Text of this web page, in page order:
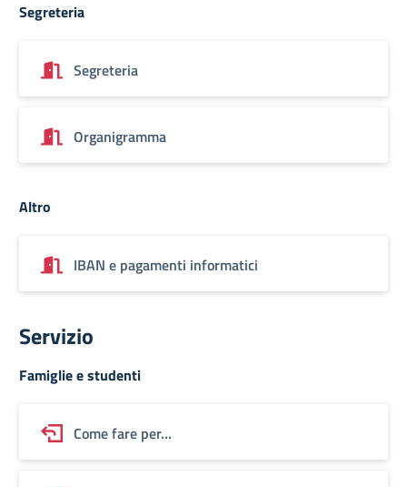
Segreteria
Segreteria
Organigramma
Altro
IBAN e pagamenti informatici
Servizio
Famiglie e studenti
Come fare per…